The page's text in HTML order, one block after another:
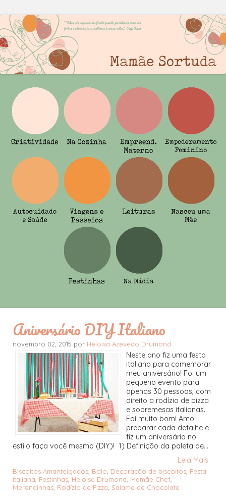
Aniversário DIY Italiano
novembro 02, 2015 por Heloisa Azevedo Drumond
Neste ano fiz uma festa
italiana para comemorar
meu aniversário! Foi um
pequeno evento para
apenas 30 pessoas, com
direito a rodízio de pizza
e sobremesas italianas.
Foi muito bom! Amo
preparar cada detalhe e
fiz um aniversário no
estilo faça você mesmo (DIY)! 1) Definição da paleta de...
Leia Mais
Biscoitos Amanteigados Bolo Decoração de biscoitos Festa
Italiana Festinhas Heloisa Drumond Mamãe Chef
Merendinhas Rodízio de Pizza Salame de Chocolate